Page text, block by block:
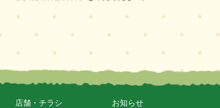
店舗・チラシ お知らせ